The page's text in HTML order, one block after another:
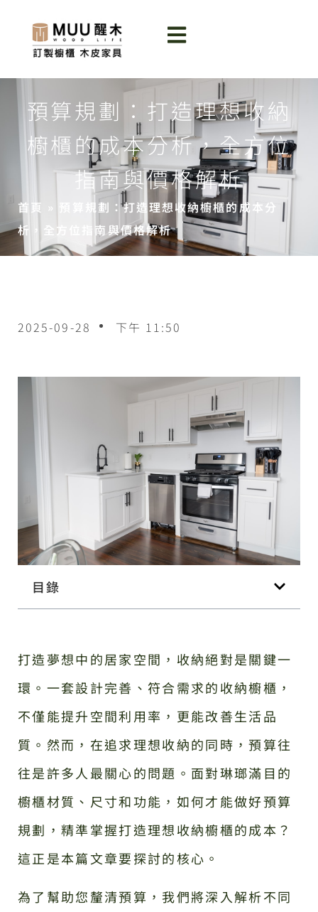
預算規劃：打造理想收納
櫥櫃的成本分析，全方位
指南與價格解析
首頁 »
預算規劃：打造理想收納櫥櫃的成本分
析，全方位指南與價格解析
2025-09-28 下午 11:50
目錄
打造夢想中的居家空間，收納絕對是關鍵一
環。一套設計完善、符合需求的收納櫥櫃，
不僅能提升空間利用率，更能改善生活品
質。然而，在追求理想收納的同時，預算往
往是許多人最關心的問題。面對琳瑯滿目的
櫥櫃材質、尺寸和功能，如何才能做好預算
規劃，精準掌握打造理想收納櫥櫃的成本？
這正是本篇文章要探討的核心。
為了幫助您釐清預算，我們將深入解析不同